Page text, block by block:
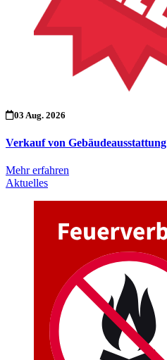
03 Aug. 2026
Verkauf von Gebäudeausstattung
Mehr erfahren
Aktuelles